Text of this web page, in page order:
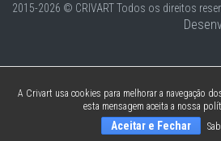
2015-2026 © CRIVARTTodos os direitos
A Crivart usa cookies para melhorar a navegação
esta mensagem aceita a nossa
Aceitar e Fechar